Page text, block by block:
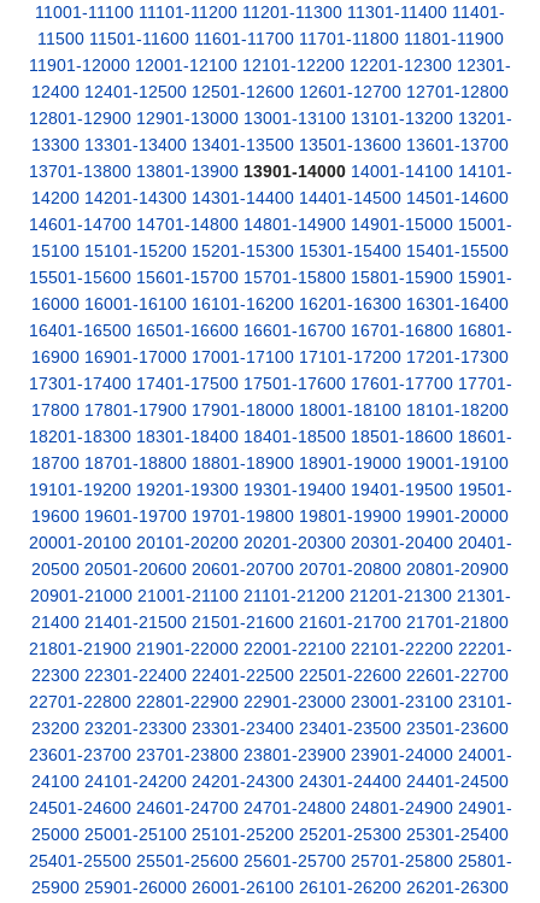
11001-11100 11101-11200 11201-11300 11301-11400 11401-
11500 11501-11600 11601-11700 11701-11800 11801-11900
11901-12000 12001-12100 12101-12200 12201-12300 12301-
12400 12401-12500 12501-12600 12601-12700 12701-12800
12801-12900 12901-13000 13001-13100 13101-13200 13201-
13300 13301-13400 13401-13500 13501-13600 13601-13700
13701-13800 13801-13900 13901-14000 14001-14100 14101-
14200 14201-14300 14301-14400 14401-14500 14501-14600
14601-14700 14701-14800 14801-14900 14901-15000 15001-
15100 15101-15200 15201-15300 15301-15400 15401-15500
15501-15600 15601-15700 15701-15800 15801-15900 15901-
16000 16001-16100 16101-16200 16201-16300 16301-16400
16401-16500 16501-16600 16601-16700 16701-16800 16801-
16900 16901-17000 17001-17100 17101-17200 17201-17300
17301-17400 17401-17500 17501-17600 17601-17700 17701-
17800 17801-17900 17901-18000 18001-18100 18101-18200
18201-18300 18301-18400 18401-18500 18501-18600 18601-
18700 18701-18800 18801-18900 18901-19000 19001-19100
19101-19200 19201-19300 19301-19400 19401-19500 19501-
19600 19601-19700 19701-19800 19801-19900 19901-20000
20001-20100 20101-20200 20201-20300 20301-20400 20401-
20500 20501-20600 20601-20700 20701-20800 20801-20900
20901-21000 21001-21100 21101-21200 21201-21300 21301-
21400 21401-21500 21501-21600 21601-21700 21701-21800
21801-21900 21901-22000 22001-22100 22101-22200 22201-
22300 22301-22400 22401-22500 22501-22600 22601-22700
22701-22800 22801-22900 22901-23000 23001-23100 23101-
23200 23201-23300 23301-23400 23401-23500 23501-23600
23601-23700 23701-23800 23801-23900 23901-24000 24001-
24100 24101-24200 24201-24300 24301-24400 24401-24500
24501-24600 24601-24700 24701-24800 24801-24900 24901-
25000 25001-25100 25101-25200 25201-25300 25301-25400
25401-25500 25501-25600 25601-25700 25701-25800 25801-
25900 25901-26000 26001-26100 26101-26200 26201-26300